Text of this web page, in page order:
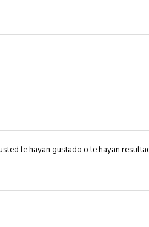
le hayan gustado o le hayan